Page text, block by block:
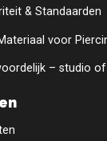
& Standaarden
voor
– studio